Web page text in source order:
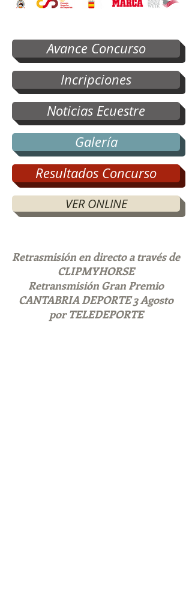
Avance Concurso
Incripciones
Noticias Ecuestre
Galería
Resultados Concurso
VER ONLINE
Retrasmisión en directo a través de
CLIPMYHORSE
Retransmisión Gran Premio
CANTABRIA DEPORTE 3 Agosto
por TELEDEPORTE